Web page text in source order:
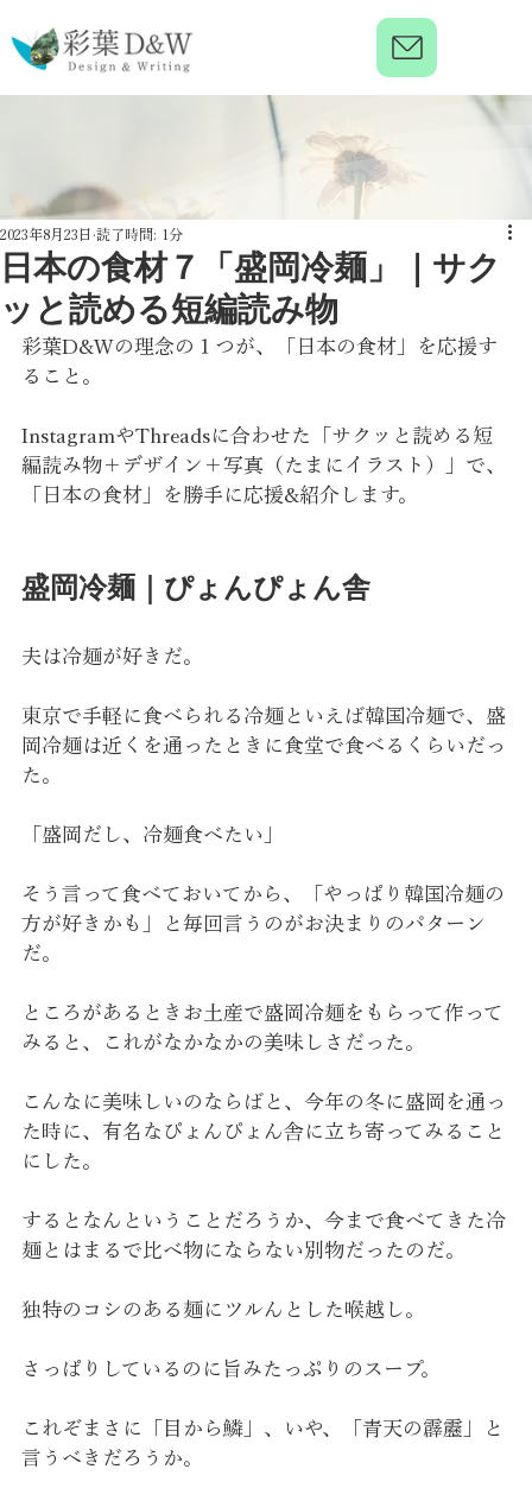
日本の食材７「盛岡冷麺」｜サク
ッと読める短編読み物
2023年8月23日 読了時間: 1分
彩葉D&Wの理念の１つが、「日本の食材」を応援す
ること。
InstagramやThreadsに合わせた「サクッと読める短
編読み物＋デザイン＋写真（たまにイラスト）」で、
「日本の食材」を勝手に応援&紹介します。
盛岡冷麺｜ぴょんぴょん舎
夫は冷麺が好きだ。
東京で手軽に食べられる冷麺といえば韓国冷麺で、盛
岡冷麺は近くを通ったときに食堂で食べるくらいだっ
た。
「盛岡だし、冷麺食べたい」
そう言って食べておいてから、「やっぱり韓国冷麺の
方が好きかも」と毎回言うのがお決まりのパターン
だ。
ところがあるときお土産で盛岡冷麺をもらって作って
みると、これがなかなかの美味しさだった。
こんなに美味しいのならばと、今年の冬に盛岡を通っ
た時に、有名なぴょんぴょん舎に立ち寄ってみること
にした。
するとなんということだろうか、今まで食べてきた冷
麺とはまるで比べ物にならない別物だったのだ。
独特のコシのある麺にツルんとした喉越し。
さっぱりしているのに旨みたっぷりのスープ。
これぞまさに「目から鱗」、いや、「青天の霹靂」と
言うべきだろうか。